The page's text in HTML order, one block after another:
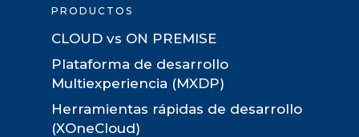
PRODUCTOS
CLOUD vs ON PREMISE
Plataforma de desarrollo
Multiexperiencia (MXDP)
Herramientas rápidas de desarrollo
(XOneCloud)